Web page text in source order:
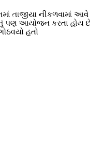
નીકળવામાં આવે
આયોજન કરતા હોય
હતો